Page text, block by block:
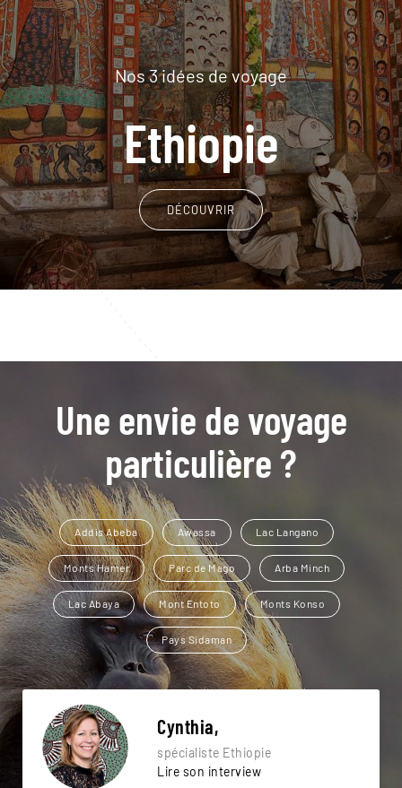
Nos 3 idées de voyage
Ethiopie
DÉCOUVRIR
Une envie de voyage
particulière ?
Addis Abeba Awassa Lac Langano
Monts Hamer Parc de Mago Arba Minch
Lac Abaya Mont Entoto Monts Konso
Pays Sidaman
Cynthia,
spécialiste Ethiopie
Lire son interview